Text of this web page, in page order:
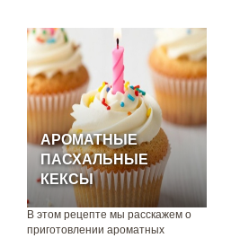
АРОМАТНЫЕ
ПАСХАЛЬНЫЕ
КЕКСЫ
В этом рецепте мы расскажем о
приготовлении ароматных